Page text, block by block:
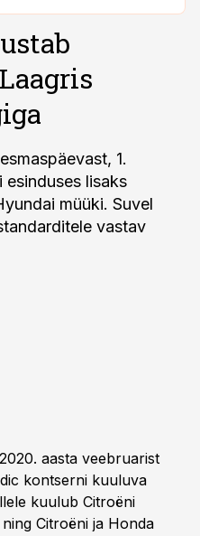
1.
esinduses lisaks
müüki. Suvel
vastav
aasta veebruarist
kontserni kuuluva
kuulub Citroëni
Citroëni ja Honda